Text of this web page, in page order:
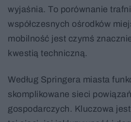
wyjaśnia. To porównanie
współczesnych ośrodków
mobilność jest czymś
kwestią techniczną.
Według Springera miasta
skomplikowane sieci
gospodarczych. Kluczowa